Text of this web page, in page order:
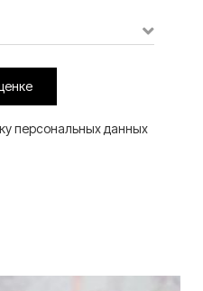
персональных данных